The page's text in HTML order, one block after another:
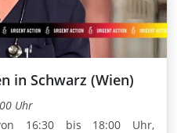
in Schwarz (Wien)
Uhr
16:30 bis 18:00 Uhr,